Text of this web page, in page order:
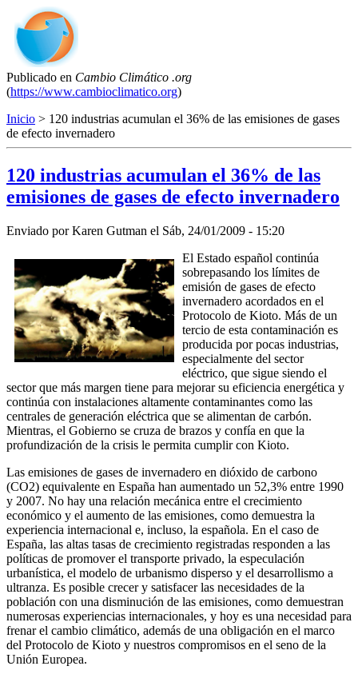
Publicado en Cambio Climático .org
(https://www.cambioclimatico.org)
Inicio > 120 industrias acumulan el 36% de las emisiones de gases
de efecto invernadero
120 industrias acumulan el 36% de las
emisiones de gases de efecto invernadero
Enviado porKaren Gutman el Sáb, 24/01/2009 - 15:20
El Estado español continúa
sobrepasando los límites de
emisión de gases de efecto
invernadero acordados en el
Protocolo de Kioto. Más de un
tercio de esta contaminación es
producida por pocas industrias,
especialmente del sector
eléctrico, que sigue siendo el
sector que más margen tiene para mejorar su eficiencia energética y
continúa con instalaciones altamente contaminantes como las
centrales de generación eléctrica que se alimentan de carbón.
Mientras, el Gobierno se cruza de brazos y confía en que la
profundización de la crisis le permita cumplir con Kioto.
Las emisiones de gases de invernadero en dióxido de carbono
(CO2) equivalente en España han aumentado un 52,3% entre 1990
y 2007. No hay una relación mecánica entre el crecimiento
económico y el aumento de las emisiones, como demuestra la
experiencia internacional e, incluso, la española. En el caso de
España, las altas tasas de crecimiento registradas responden a las
políticas de promover el transporte privado, la especulación
urbanística, el modelo de urbanismo disperso y el desarrollismo a
ultranza. Es posible crecer y satisfacer las necesidades de la
población con una disminución de las emisiones, como demuestran
numerosas experiencias internacionales, y hoy es una necesidad para
frenar el cambio climático, además de una obligación en el marco
del Protocolo de Kioto y nuestros compromisos en el seno de la
Unión Europea.